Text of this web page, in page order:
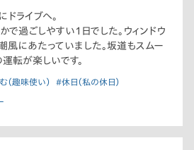
ライブへ。
で過ごしやすい1日でした。ウィンドウ
風にあたっていました。坂道もスムー
運転が楽しいです。
（趣味使い） #休日（私の休日）